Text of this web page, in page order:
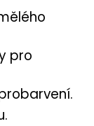
pro